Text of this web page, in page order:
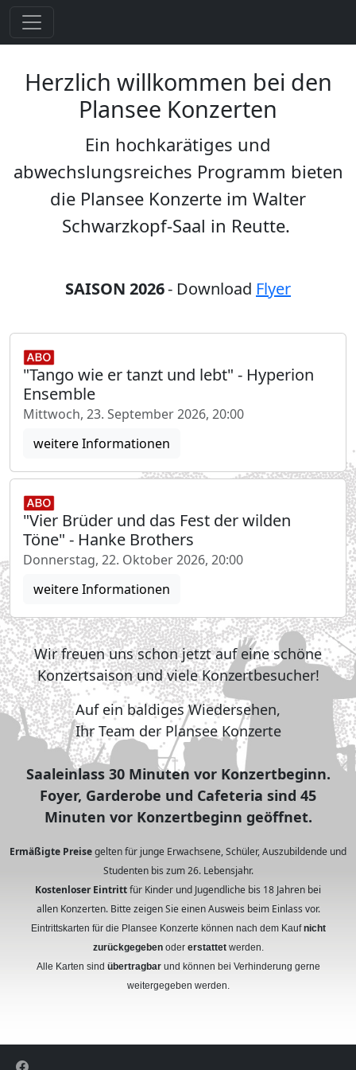
Herzlich willkommen bei den
Plansee Konzerten
Ein hochkarätiges und
abwechslungsreiches Programm bieten
die Plansee Konzerte im Walter
Schwarzkopf-Saal in Reutte.
SAISON 2026- Download Flyer
"Tango wie er tanzt und lebt" - Hyperion
Ensemble
Mittwoch, 23. September 2026, 20:00
weitere Informationen
"Vier Brüder und das Fest der wilden
Töne" - Hanke Brothers
Donnerstag, 22. Oktober 2026, 20:00
weitere Informationen
Wir freuen uns schon jetzt auf eine schöne
Konzertsaison und viele Konzertbesucher!
Auf ein baldiges Wiedersehen,
Ihr Team der Plansee Konzerte
Saaleinlass 30 Minuten vor Konzertbeginn.
Foyer, Garderobe und Cafeteria sind 45
Minuten vor Konzertbeginn geöffnet.
Ermäßigte Preisegelten für junge Erwachsene, Schüler, Auszubildende und
Studenten bis zum 26. Lebensjahr.
Kostenloser Eintrittfür Kinder und Jugendliche bis 18 Jahren bei
allen Konzerten. Bitte zeigen Sie einen Ausweis beim Einlass vor.
Eintrittskarten für die Plansee Konzerte können nach dem Kaufnicht
zurückgegebenoder erstattetwerden.
Alle Karten sind übertragbarund können bei Verhinderung gerne
weitergegeben werden.